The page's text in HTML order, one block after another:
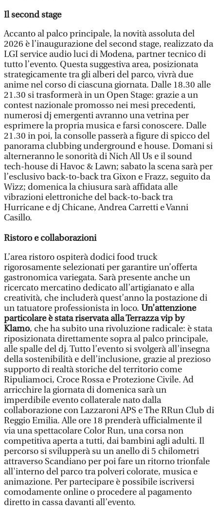
Il second stage
Accanto al palco principale, la novità assoluta del
2026 è l’inaugurazione del second stage, realizzato da
LGI service audio luci di Modena, partner tecnico di
tutto l’evento. Questa suggestiva area, posizionata
strategicamente tra gli alberi del parco, vivrà due
anime nel corso di ciascuna giornata. Dalle 18.30 alle
21.30 si trasformerà in un Open Stage: grazie a un
contest nazionale promosso nei mesi precedenti,
numerosi dj emergenti avranno una vetrina per
esprimere la propria musica e farsi conoscere. Dalle
21.30 in poi, la consolle passerà a figure di spicco del
panorama clubbing underground e house. Domani si
alterneranno le sonorità di Nich All Us e il sound
tech-house di Havoc & Lawn; sabato la scena sarà per
l’esclusivo back-to-back tra Gixon e Frazz, seguito da
Wizz; domenica la chiusura sarà affidata alle
vibrazioni elettroniche del back-to-back tra
Hurricane e dj Chicane, Andrea Carretti e Vanni
Casillo.
Ristoro e collaborazioni
L’area ristoro ospiterà dodici food truck
rigorosamente selezionati per garantire un’offerta
gastronomica variegata. Sarà presente anche un
ricercato mercatino dedicato all’artigianato e alla
creatività, che includerà quest’anno la postazione di
un tatuatore professionista in loco. Un’attenzione
particolare è stata riservata alla Terrazza vip by
Klamo, che ha subito una rivoluzione radicale: è stata
riposizionata direttamente sopra al palco principale,
alle spalle del dj. Tutto l’evento si svolgerà all’insegna
della sostenibilità e dell’inclusione, grazie al prezioso
supporto di realtà storiche del territorio come
Ripuliamoci, Croce Rossa e Protezione Civile. Ad
arricchire la giornata di domenica sarà un
imperdibile evento collaterale nato dalla
collaborazione con Lazzaroni APS e The RRun Club di
Reggio Emilia. Alle ore 18 prenderà ufficialmente il
via una spettacolare Color Run, una corsa non
competitiva aperta a tutti, dai bambini agli adulti. Il
percorso si svilupperà su un anello di 5 chilometri
attraverso Scandiano per poi fare un ritorno trionfale
all'interno del parco tra polveri colorate, musica e
animazione. Per partecipare è possibile iscriversi
comodamente online o procedere al pagamento
diretto in cassa davanti all’evento.